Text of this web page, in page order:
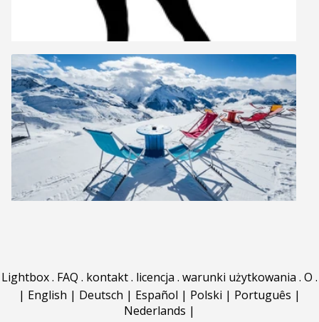
Lightbox. FAQ . kontakt. licencja . warunki użytkowania . O .
| English | Deutsch | Español | Polski | Português |
Nederlands |